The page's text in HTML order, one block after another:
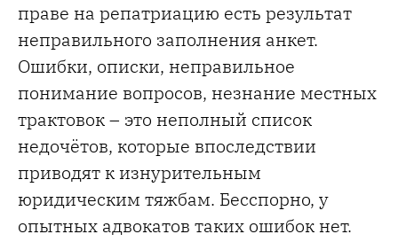
праве на репатриацию есть результат
неправильного заполнения анкет.
Ошибки, описки, неправильное
понимание вопросов, незнание местных
трактовок – это неполный список
недочётов, которые впоследствии
приводят к изнурительным
юридическим тяжбам. Бесспорно, у
опытных адвокатов таких ошибок нет.